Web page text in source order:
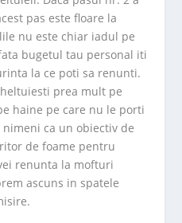
pas este floare la
nu este chiar iadul pe
bugetul tau personal iti
la ce poti sa renunti.
prea mult pe
haine pe care nu le porti
ca un obiectiv de
de foame pentru
renunta la mofturi
ascuns in spatele